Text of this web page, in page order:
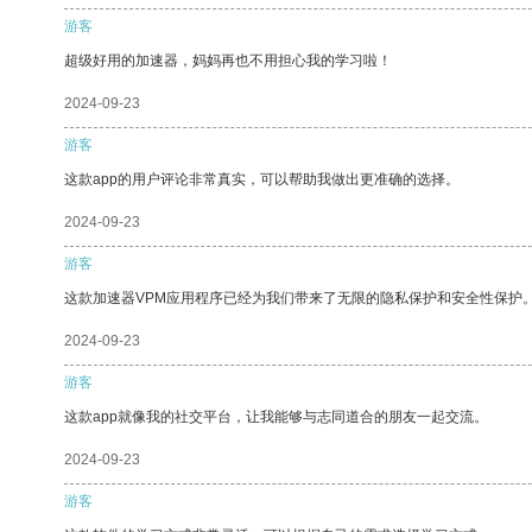
游客
超级好用的加速器，妈妈再也不用担心我的学习啦！
2024-09-23
游客
这款app的用户评论非常真实，可以帮助我做出更准确的选择。
2024-09-23
游客
这款加速器VPM应用程序已经为我们带来了无限的隐私保护和安全性保护
2024-09-23
游客
这款app就像我的社交平台，让我能够与志同道合的朋友一起交流。
2024-09-23
游客